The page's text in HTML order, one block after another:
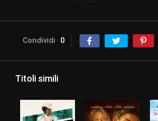
Condividi 0
Titoli simili